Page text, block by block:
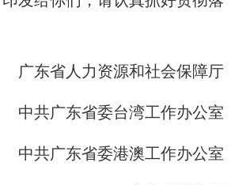
广东省人力资源和社会保障厅
中共广东省委台湾工作办公室
中共广东省委港澳工作办公室